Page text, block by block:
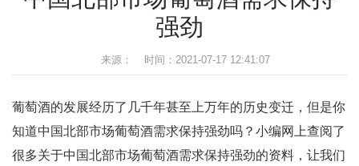
强劲
来源： 时间：2021-07-17 12:41:07
葡萄酒的发展经历了几千年甚至上万年的历史变迁，但是你
知道中国北部市场葡萄酒需求保持强劲吗？小编网上查阅了
很多关于中国北部市场葡萄酒需求保持强劲的资料，让我们